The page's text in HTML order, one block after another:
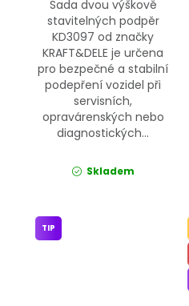
Sada dvou výškově
stavitelných podpěr
KD3097 od značky
KRAFT&DELE je určena
pro bezpečné a stabilní
podepření vozidel při
servisních,
opravárenských nebo
diagnostických...
Skladem
TIP